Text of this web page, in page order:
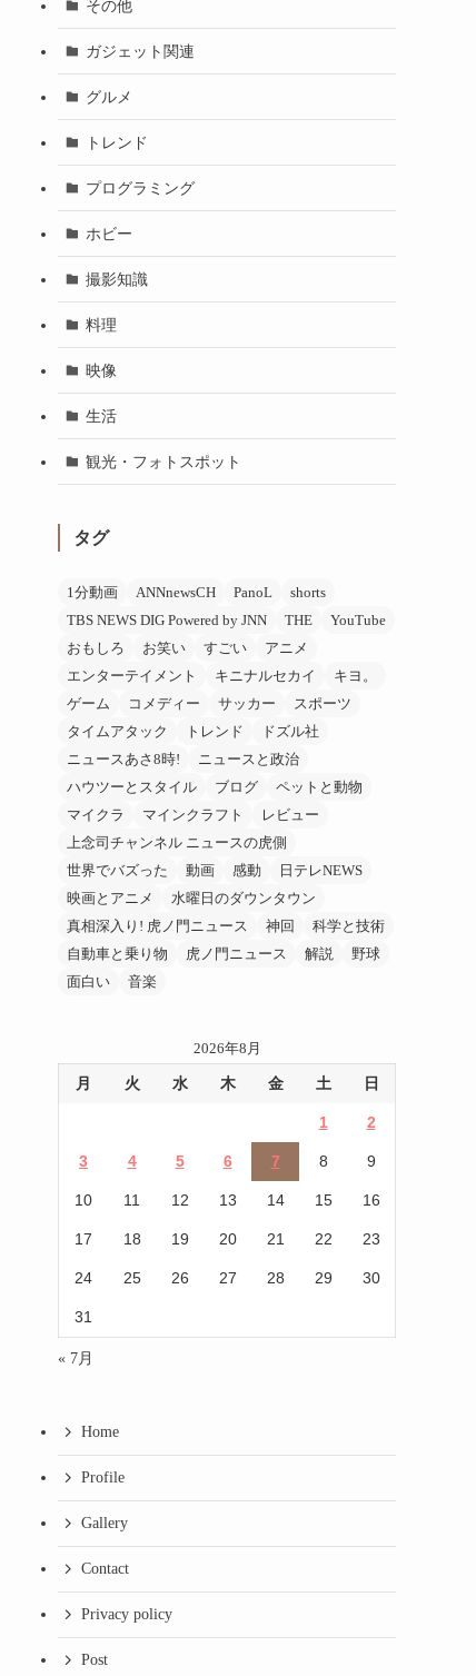
その他
ガジェット関連
グルメ
トレンド
プログラミング
ホビー
撮影知識
料理
映像
生活
観光・フォトスポット
タグ
1分動画 ANNnewsCH PanoL
shorts
TBS NEWS DIG Powered by JNN
THE
YouTube
おもしろ
お笑い すごい
アニメ
エンターテイメント
キニナルセカイ
キヨ。
ゲーム
コメディー サッカー
スポーツ
タイムアタック
トレンド
ドズル社
ニュースあさ8時!
ニュースと政治
ハウツーとスタイル
ブログ
ペットと動物
マイクラ
マインクラフト
レビュー
上念司チャンネル ニュースの虎側
世界でバズった
動画 感動
日テレNEWS
映画とアニメ
水曜日のダウンタウン
真相深入り! 虎ノ門ニュース
神回
科学と技術
自動車と乗り物
虎ノ門ニュース 解説
野球
面白い
音楽
2026年8月
月 火 水 木 金 土 日
1 2
3 4 5 6 7 8 9
10 11 12 13 14 15 16
17 18 19 20 21 22 23
24 25 26 27 28 29 30
31
« 7月
Home
Profile
Gallery
Contact
Privacy policy
Post